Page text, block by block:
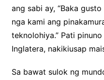
ang sabi ay, “Baka
nga kami ang
teknolohiya.” Pati
Inglatera, nakikiusap
Sa bawat sulok ng